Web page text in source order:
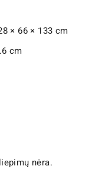
× 66 × 133 cm
cm
nėra.